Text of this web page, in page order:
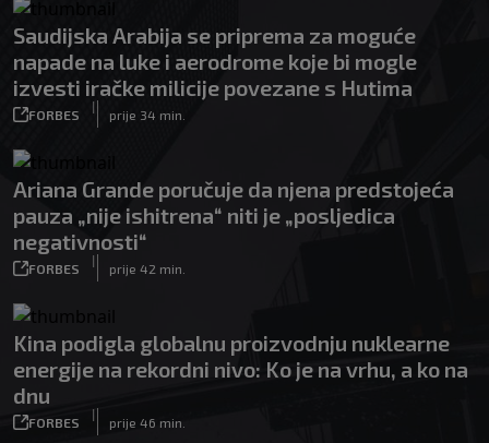
Saudijska Arabija se priprema za moguće
napade na luke i aerodrome koje bi mogle
izvesti iračke milicije povezane s Hutima
FORBES
|
prije 34 min.
Ariana Grande poručuje da njena predstojeća
pauza „nije ishitrena“ niti je „posljedica
negativnosti“
FORBES
|
prije 42 min.
Kina podigla globalnu proizvodnju nuklearne
energije na rekordni nivo: Ko je na vrhu, a ko na
dnu
FORBES
|
prije 46 min.